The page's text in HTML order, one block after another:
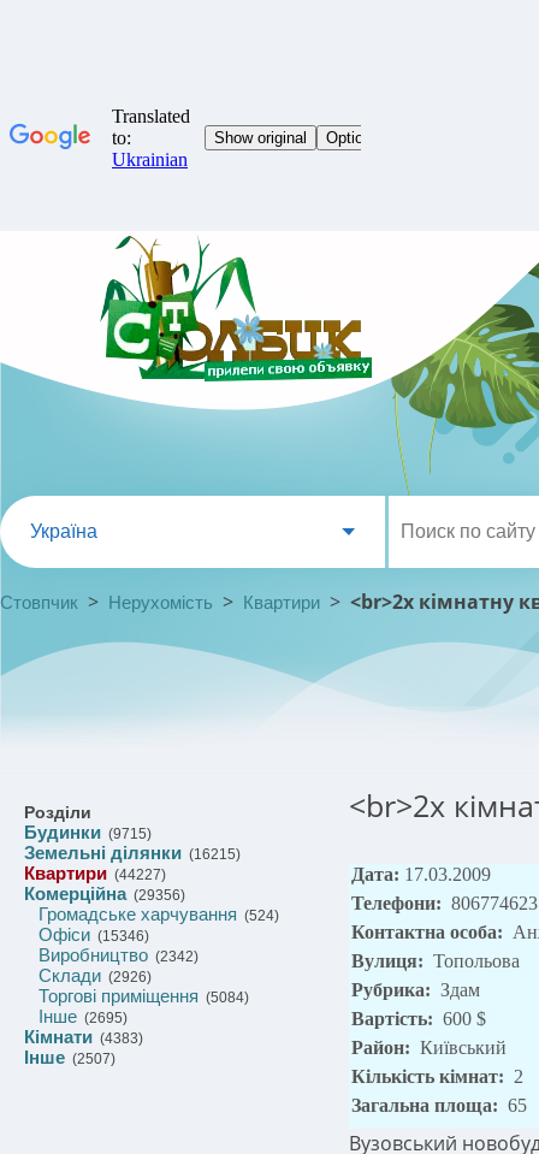
Україна
Стовпчик > Нерухомість > Квартири > <br>2х кімнатну
Розділи
Будинки (9715)
Земельні ділянки (16215)
Квартири (44227)
Комерційна(29356)
Громадське харчування (524)
Офіси (15346)
Виробництво (2342)
Склади (2926)
Торгові приміщення (5084)
Інше (2695)
Кімнати (4383)
Інше (2507)
<br>2х
Дата: 17.03.2009
Телефони:
Контактна особа:
Вулиця: Топольова
Рубрика: Здам
Вартість: 600 $
Район: Київський
Кількість кімнат: 2
Загальна площа: 65
Вузовський